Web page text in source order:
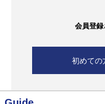
会員登
初めての